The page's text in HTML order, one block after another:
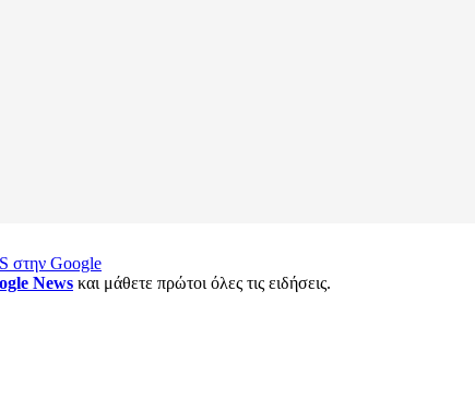
στην Google
News και μάθετε πρώτοι όλες τις ειδήσεις.